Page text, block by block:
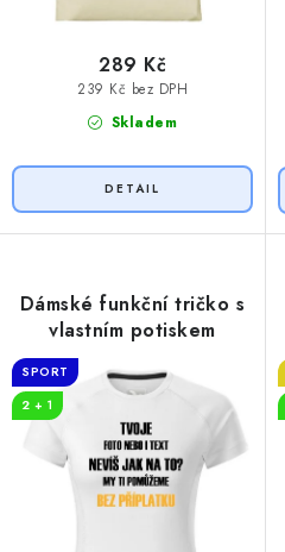
Skladem
239 Kč bez DPH
289 Kč
Dámské funkční tričko s
vlastním potiskem
SPORT
2 + 1